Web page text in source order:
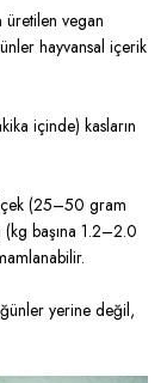
üretilen vegan
hayvansal içerik
içinde) kasların
(25–50 gram
başına 1.2–2.0
yerine değil,